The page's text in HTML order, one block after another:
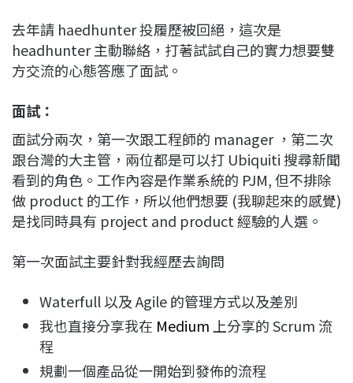
去年請 haedhunter 投履歷被回絕，這次是
headhunter 主動聯絡，打著試試自己的實力想要雙
方交流的心態答應了面試。
面試：
面試分兩次，第一次跟工程師的 manager ，第二次
跟台灣的大主管，兩位都是可以打 Ubiquiti 搜尋新聞
看到的角色。工作內容是作業系統的 PJM, 但不排除
做 product 的工作，所以他們想要 (我聊起來的感覺)
是找同時具有 project and product 經驗的人選。
第一次面試主要針對我經歷去詢問
Waterfull 以及 Agile 的管理方式以及差別
我也直接分享我在 Medium 上分享的 Scrum 流
程
規劃一個產品從一開始到發佈的流程